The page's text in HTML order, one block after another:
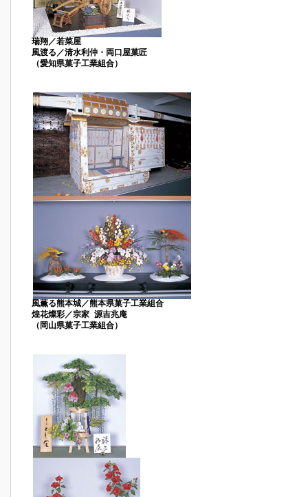
瑞翔／若菜屋
風渡る／清水利仲・両口屋菓匠
（愛知県菓子工業組合）
風薫る熊本城／熊本県菓子工業組合
煌花燦彩／宗家 源吉兆庵
（岡山県菓子工業組合）